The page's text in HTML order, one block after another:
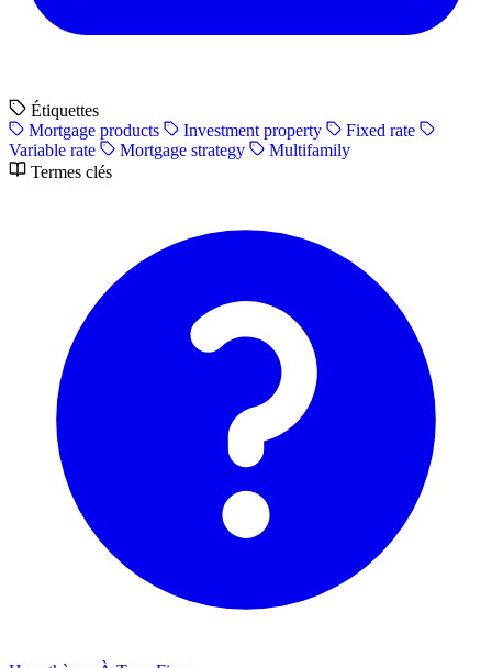
Étiquettes
Mortgage products
Investment property
Fixed rate
Variable rate
Mortgage strategy
Multifamily
Termes clés